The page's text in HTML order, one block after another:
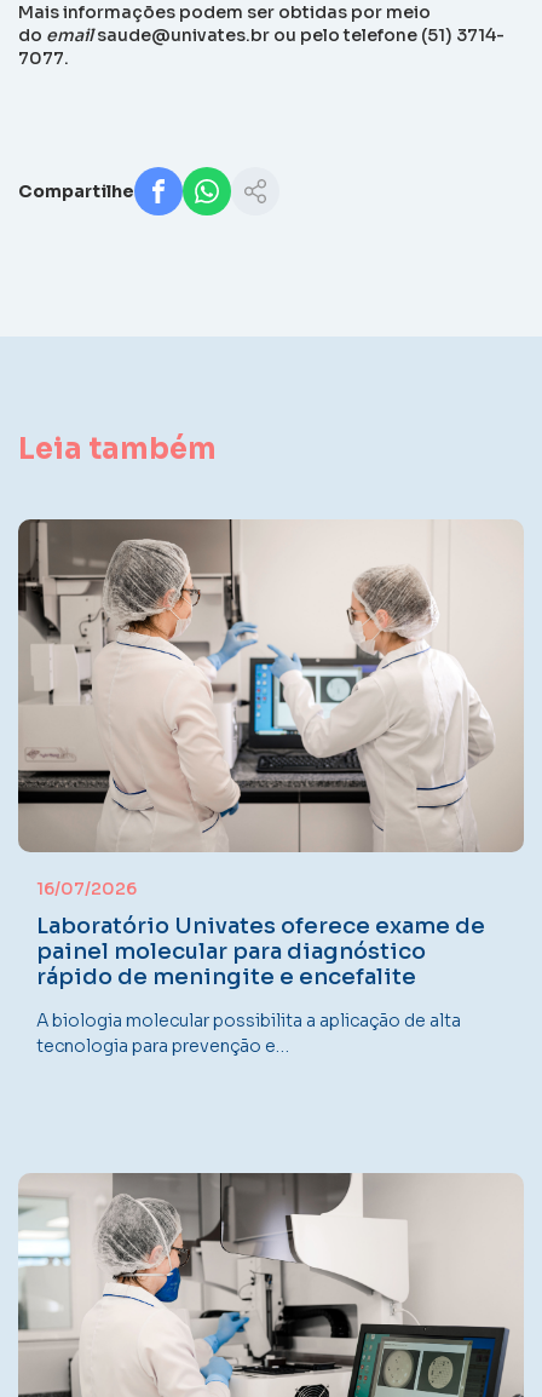
Mais informações podem ser obtidas por meio
do emailsaude@univates.br ou pelo telefone (51) 3714-
7077.
Compartilhe
Leia também
16/07/2026
Laboratório Univates oferece exame de
painel molecular para diagnóstico
rápido de meningite e encefalite
A biologia molecular possibilita a aplicação de alta
tecnologia para prevenção e…